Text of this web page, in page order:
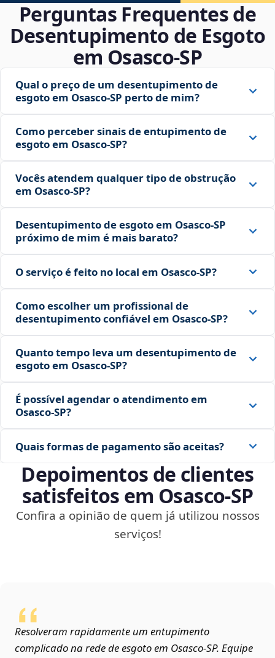
Perguntas Frequentes de
Desentupimento de Esgoto
em Osasco‑SP
Qual o preço de um desentupimento de
esgoto em Osasco‑SP perto de mim?
Como perceber sinais de entupimento de
esgoto em Osasco‑SP?
Vocês atendem qualquer tipo de obstrução
em Osasco‑SP?
Desentupimento de esgoto em Osasco‑SP
próximo de mim é mais barato?
O serviço é feito no local em Osasco‑SP?
Como escolher um profissional de
desentupimento confiável em Osasco‑SP?
Quanto tempo leva um desentupimento de
esgoto em Osasco‑SP?
É possível agendar o atendimento em
Osasco‑SP?
Quais formas de pagamento são aceitas?
Depoimentos de clientes
satisfeitos em Osasco‑SP
Confira a opinião de quem já utilizou nossos
serviços!
Resolveram rapidamente um entupimento
complicado na rede de esgoto em Osasco‑SP. Equipe